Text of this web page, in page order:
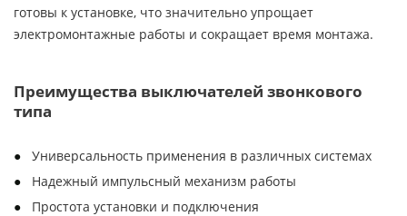
готовы к установке, что значительно упрощает
электромонтажные работы и сокращает время монтажа.
Преимущества выключателей звонкового
типа
Универсальность применения в различных системах
Надежный импульсный механизм работы
Простота установки и подключения